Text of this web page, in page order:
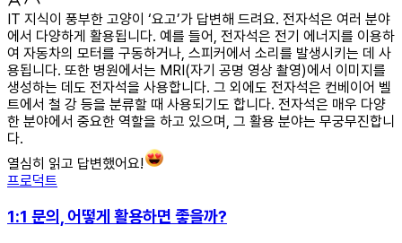
IT 지식이 풍부한 고양이 ‘요고’가 답변해 드려요. 전자석은 여러 분야
에서 다양하게 활용됩니다. 예를 들어, 전자석은 전기 에너지를 이용하
여 자동차의 모터를 구동하거나, 스피커에서 소리를 발생시키는 데 사
용됩니다. 또한 병원에서는 MRI(자기 공명 영상 촬영)에서 이미지를
생성하는 데도 전자석을 사용합니다. 그 외에도 전자석은 컨베이어 벨
트에서 철 강 등을 분류할 때 사용되기도 합니다. 전자석은 매우 다양
한 분야에서 중요한 역할을 하고 있으며, 그 활용 분야는 무궁무진합니
다.
열심히 읽고 답변했어요!
프로덕트
1:1 문의, 어떻게 활용하면 좋을까?